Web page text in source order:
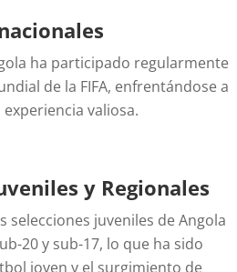
ha participado regularmente
de la FIFA, enfrentándose a
valiosa.
y Regionales
selecciones juveniles de Angola
20 y sub-17, lo que ha sido
joven y el surgimiento de